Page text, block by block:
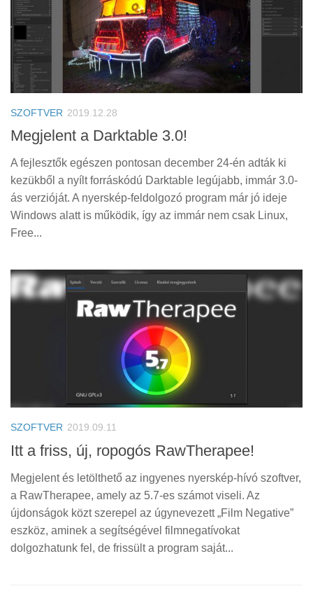
SZOFTVER 2019.12.28
Megjelent a Darktable 3.0!
A fejlesztők egészen pontosan december 24-én adták ki
kezükből a nyílt forráskódú Darktable legújabb, immár 3.0-
ás verzióját. A nyerskép-feldolgozó program már jó ideje
Windows alatt is működik, így az immár nem csak Linux,
Free...
SZOFTVER 2019.09.11
Itt a friss, új, ropogós RawTherapee!
Megjelent és letölthető az ingyenes nyerskép-hívó szoftver,
a RawTherapee, amely az 5.7-es számot viseli. Az
újdonságok közt szerepel az úgynevezett „Film Negative”
eszköz, aminek a segítségével filmnegatívokat
dolgozhatunk fel, de frissült a program saját...